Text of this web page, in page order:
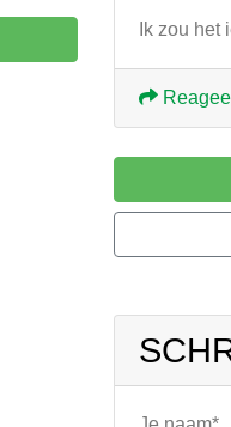
Ik zou